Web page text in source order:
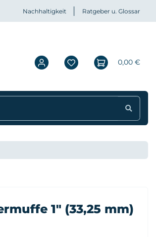
Nachhaltigkeit Ratgeber u. Glossar
0,00 €
1" (33,25 mm)